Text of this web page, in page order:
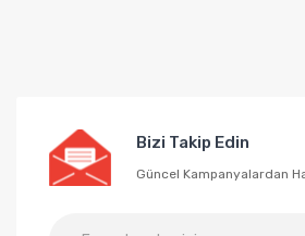
Bizi Takip Edin
Güncel Kampanyalardan